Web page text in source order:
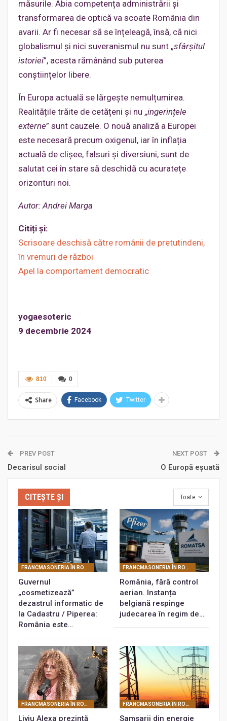
măsurile. Abia competența administrării și
transformarea de optică va scoate România din
avarii. Ar fi necesar să se înțeleagă, însă, că nici
globalismul și nici suveranismul nu sunt „sfârșitul
istoriei”, acesta rămânând sub puterea
conștiințelor libere.
În Europa actuală se lărgește nemulțumirea.
Realitățile trăite de cetățeni și nu „ingerințele
externe” sunt cauzele. O nouă analiză a Europei
este necesară precum oxigenul, iar în inflația
actuală de clișee, falsuri și diversiuni, sunt de
salutat cei în stare să deschidă cu acuratețe
orizonturi noi.
Autor: Andrei Marga
Citiți și:
Scrisoare deschisă către românii de pretutindeni,
în vremuri de război
Apel la comportament democratic
yogaesoteric
9 decembrie 2024
0
810
Share Facebook Twitter
PREV POST
Decarisul social
NEXT POST
O Europă eșuată
Toate
CITEȘTE ȘI
FRANCMASONERIA ÎN ROMÂNIA
Guvernul
„cosmetizează”
dezastrul informatic de
la Cadastru / Piperea:
România este…
FRANCMASONERIA ÎN ROMÂNIA
România, fără control
aerian. Instanța
belgiană respinge
judecarea în regim de…
FRANCMASONERIA ÎN ROMÂNIA
Liviu Alexa prezintă
FRANCMASONERIA ÎN ROMÂNIA
Samsarii din energie